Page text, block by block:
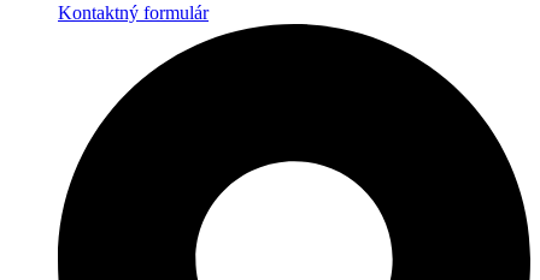
Kontaktný formulár